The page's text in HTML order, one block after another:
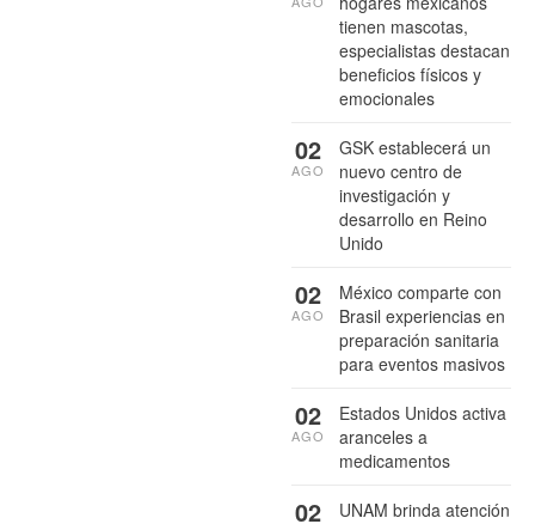
tienen mascotas,
especialistas destacan
beneficios físicos y
emocionales
GSK establecerá un
nuevo centro de
investigación y
desarrollo en Reino
Unido
02
AGO
México comparte con
Brasil experiencias en
preparación sanitaria
para eventos masivos
02
AGO
Estados Unidos activa
aranceles a
medicamentos
02
AGO
UNAM brinda atención
02